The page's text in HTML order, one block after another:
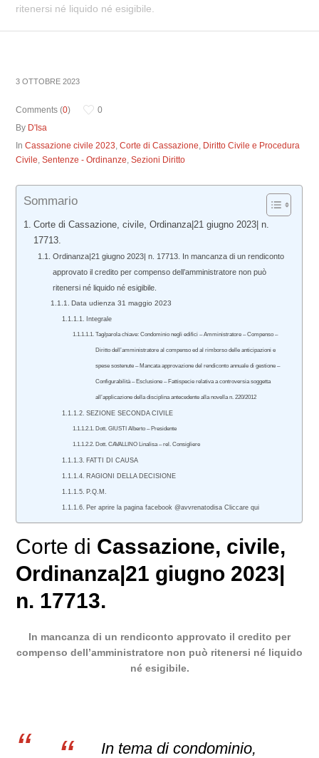
ritenersi né liquido né esigibile.
3 OTTOBRE 2023
Comments (0)
0
By D'Isa
InCassazione civile 2023,Corte di Cassazione, Diritto Civile e Procedura
Civile,Sentenze - Ordinanze,Sezioni Diritto
Sommario
Corte di Cassazione, civile, Ordinanza|21 giugno 2023| n.
17713.
Ordinanza|21 giugno 2023| n. 17713. In mancanza di un rendiconto
approvato il credito per compenso dell’amministratore non può
ritenersi né liquido né esigibile.
Data udienza 31 maggio 2023
Integrale
Tag/parola chiave: Condominio negli edifici – Amministratore – Compenso –
Diritto dell’amministratore al compenso ed al rimborso delle anticipazioni e
spese sostenute – Mancata approvazione del rendiconto annuale di gestione –
Configurabilità – Esclusione – Fattispecie relativa a controversia soggetta
all’applicazione della disciplina antecedente alla novella n. 220/2012
SEZIONE SECONDA CIVILE
Dott. GIUSTI Alberto – Presidente
Dott. CAVALLINO Linalisa – rel. Consigliere
FATTI DI CAUSA
RAGIONI DELLA DECISIONE
P.Q.M.
Per aprire la pagina facebook @avvrenatodisa Cliccare qui
Corte di Cassazione, civile,
Ordinanza|21 giugno 2023|
n. 17713.
In mancanza di un rendiconto approvato il credito per
compenso dell’amministratore non può ritenersi né liquido
né esigibile.
In tema di condominio,